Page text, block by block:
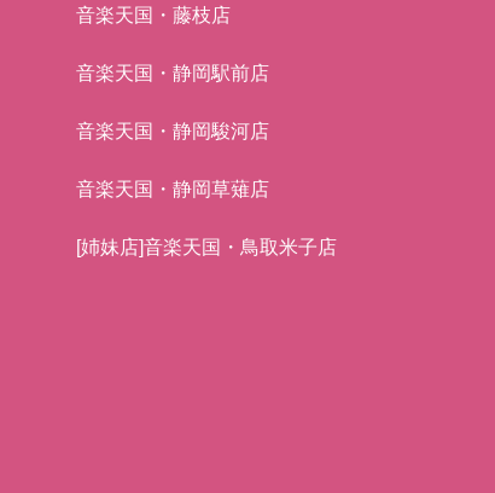
音楽天国・藤枝店
音楽天国・静岡駅前店
音楽天国・静岡駿河店
音楽天国・静岡草薙店
[姉妹店]音楽天国・鳥取米子店